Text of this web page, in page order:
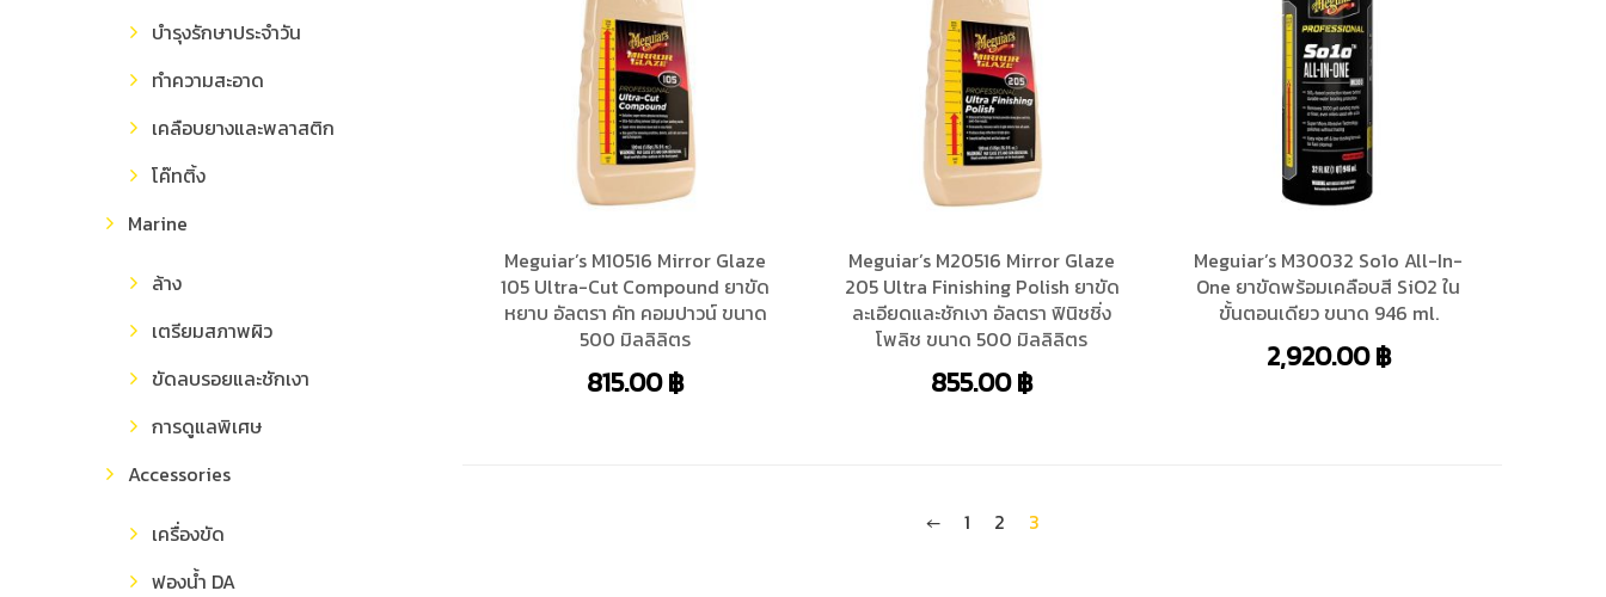
Meguiar’s M10516 Mirror Glaze
105 Ultra-Cut Compound ยาขัด
หยาบ อัลตรา คัท คอมปาวน์ ขนาด
500 มิลลิลิตร
815.00฿
Meguiar’s M20516 Mirror Glaze
205 Ultra Finishing Polish ยาขัด
ละเอียดและชักเงา อัลตรา ฟินิชชิ่ง
โพลิช ขนาด 500 มิลลิลิตร
855.00฿
Meguiar’s M30032 So1o All-In-
One ยาขัดพร้อมเคลือบสี SiO2 ใน
ขั้นตอนเดียว ขนาด 946 ml.
2,920.00฿
← 1 2 3
บำรุงรักษาประจำวัน
ทำความสะอาด
เคลือบยางและพลาสติก
โค๊ทติ้ง
Marine
ล้าง
เตรียมสภาพผิว
ขัดลบรอยและชักเงา
การดูแลพิเศษ
Accessories
เครื่องขัด
ฟองน้ำ DA